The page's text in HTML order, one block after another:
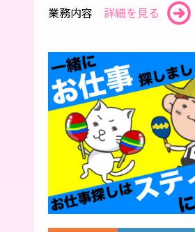
業務内容
詳細を見る